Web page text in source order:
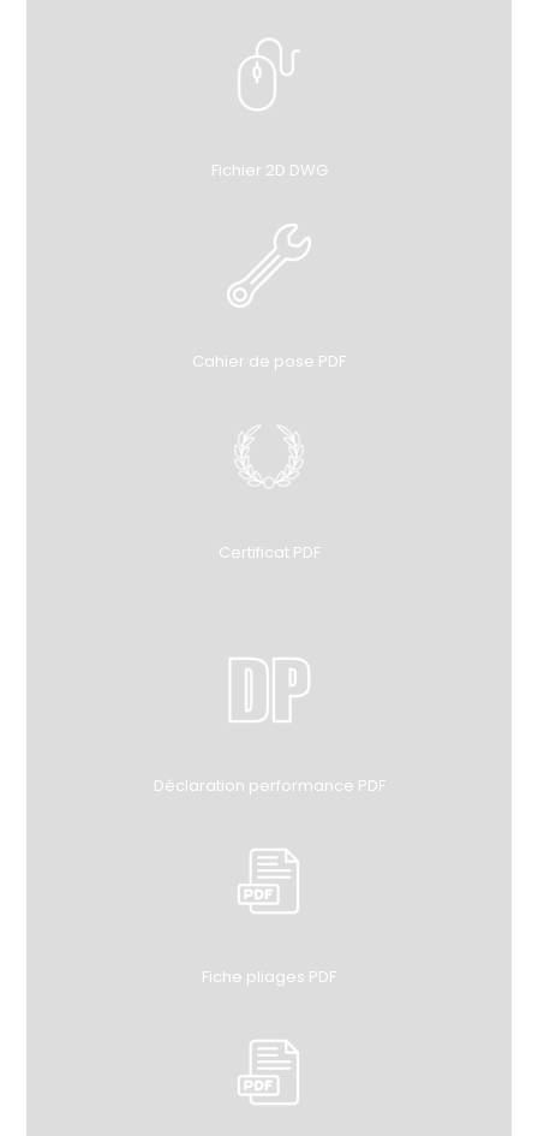
Fichier 2D DWG
Cahier de pose PDF
Certificat PDF
Déclaration performance PDF
Fiche pliages PDF